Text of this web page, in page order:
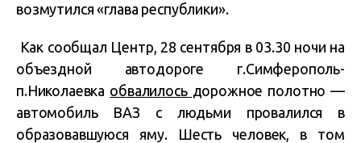
возмутился «глава республики».
Как сообщал Центр, 28 сентября в 03.30 ночи на
объездной автодороге г.Симферополь-
п.Николаевка обвалилось дорожное полотно —
автомобиль ВАЗ с людьми провалился в
образовавшуюся яму. Шесть человек, в том